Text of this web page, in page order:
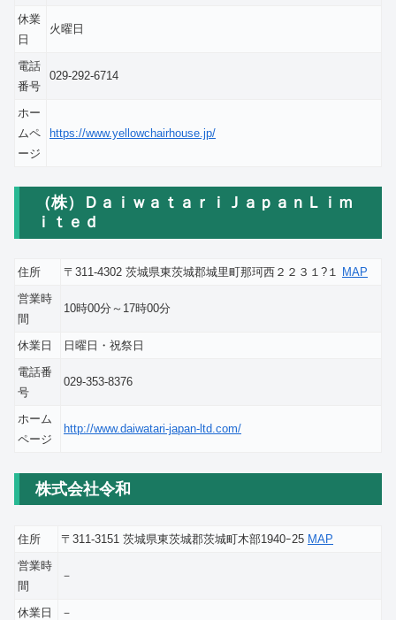
休業
日
火曜日
電話
番号
029-292-6714
ホー
ムペ
ージ
https://www.yellowchairhouse.jp/
（株）ＤａｉｗａｔａｒｉＪａｐａｎＬｉｍ
ｉｔｅｄ
住所 〒311-4302 茨城県東茨城郡城里町那珂西２２３１?１ MAP
営業時
間
10時00分～17時00分
休業日
日曜日・祝祭日
電話番
号
029-353-8376
ホーム
ページ
http://www.daiwatari-japan-ltd.com/
株式会社令和
住所 〒311-3151 茨城県東茨城郡茨城町木部1940ｰ25 MAP
営業時
間
－
休業日
－